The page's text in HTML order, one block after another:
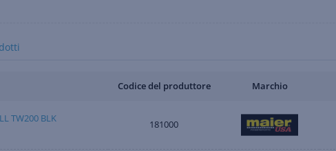
Codice del produttore Marchio
TW200 BLK
181000